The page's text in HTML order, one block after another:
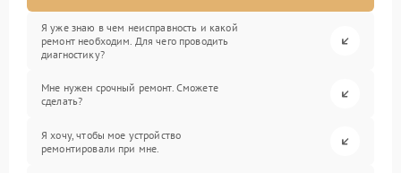
Я уже знаю в чем неисправность и какой
ремонт необходим. Для чего проводить
диагностику?
Мне нужен срочный ремонт. Сможете
сделать?
Я хочу, чтобы мое устройство
ремонтировали при мне.